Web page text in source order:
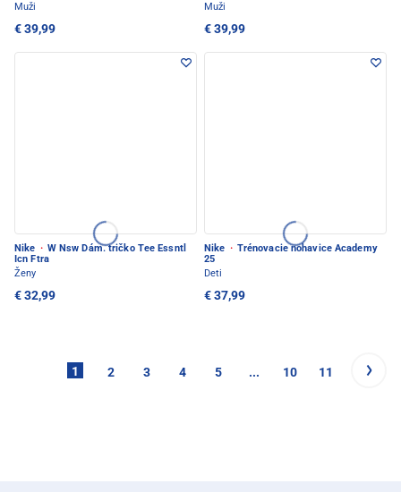
Muži
€ 39,99
Muži
€ 39,99
Nike · W Nsw Dám. tričko Tee Essntl
Icn Ftra
Ženy
€ 32,99
Nike · Trénovacie nohavice Academy
25
Deti
€ 37,99
1 2 3 4 5 ... 10 11